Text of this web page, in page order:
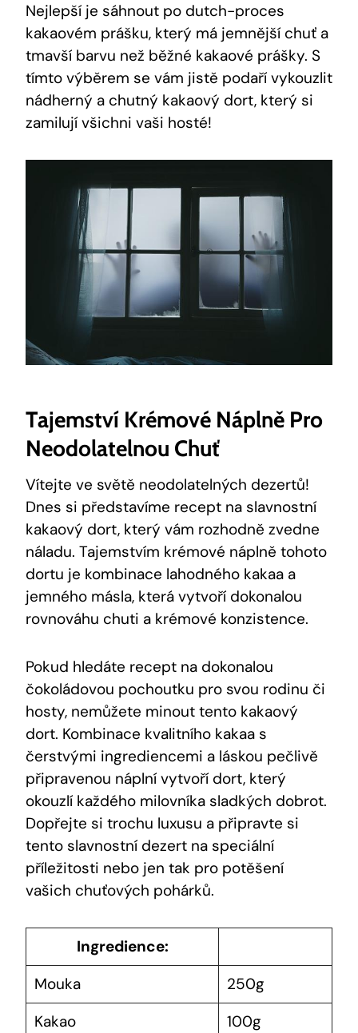
Nejlepší ​je​ sáhnout‍ po dutch-proces
⁣kakaovém ⁤prášku,‌ který má jemnější ⁤chuť a
tmavší barvu než běžné​ kakaové prášky.​ S
tímto výběrem ‍se ⁢vám​ jistě podaří vykouzlit
nádherný a‌ chutný kakaový dort, který si
zamilují všichni vaši hosté!
Tajemství Krémové Náplně Pro
Neodolatelnou Chuť
Vítejte ve ⁤světě neodolatelných⁤ dezertů!⁣
Dnes ‍si představíme recept na slavnostní
‍kakaový dort,⁤ který⁤ vám⁢ rozhodně zvedne
náladu. ‌Tajemstvím krémové náplně ⁤tohoto
dortu je ‍kombinace lahodného ​kakaa a
jemného másla,⁢ která vytvoří dokonalou
rovnováhu chuti ‍a ⁢krémové konzistence.
Pokud hledáte​ recept na dokonalou
čokoládovou ‌pochoutku pro svou⁢ rodinu či
hosty, nemůžete⁤ minout tento kakaový⁣
dort.‍ Kombinace kvalitního kakaa ⁢s
čerstvými ingrediencemi a‍ láskou pečlivě
připravenou náplní vytvoří⁢ dort, který
okouzlí každého milovníka sladkých‍ dobrot.
Dopřejte si trochu ⁤luxusu a připravte si
tento slavnostní​ dezert na speciální
příležitosti ‍nebo jen tak ‌pro potěšení
vašich chuťových pohárků.
Ingredience:
Mouka
250g
Kakao
100g